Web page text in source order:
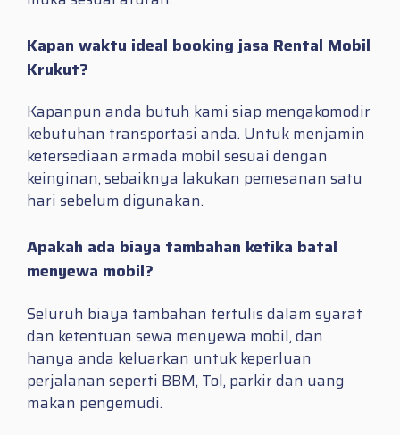
Kapan waktu ideal booking jasa Rental Mobil
Krukut?
Kapanpun anda butuh kami siap mengakomodir
kebutuhan transportasi anda. Untuk menjamin
ketersediaan armada mobil sesuai dengan
keinginan, sebaiknya lakukan pemesanan satu
hari sebelum digunakan.
Apakah ada biaya tambahan ketika batal
menyewa mobil?
Seluruh biaya tambahan tertulis dalam syarat
dan ketentuan sewa menyewa mobil, dan
hanya anda keluarkan untuk keperluan
perjalanan seperti BBM, Tol, parkir dan uang
makan pengemudi.